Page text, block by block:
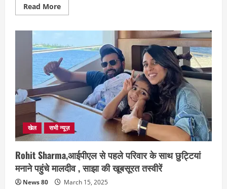
Read MoreRead
more
पर
जीत
प्रतिशत
के
मामले
में
सबसे
आगे
हैं
,
से
राहुल
ने
हैं
सर्वाधिक
रन
खेल सभी न्यूज़
Rohit Sharma,आईपीएल से पहले परिवार के साथ छुट्टियां
मनाने पहुंचे मालदीव , साझा की खूबसूरत तस्वीरें
News 80 March 15, 2025